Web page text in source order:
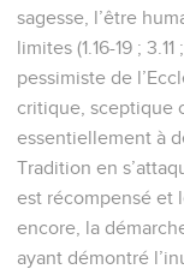
sagesse, l’être
limites (1.16-19 ;
pessimiste de
critique, sceptique
essentiellement à
Tradition en
est récompensé et
encore, la
ayant démontré